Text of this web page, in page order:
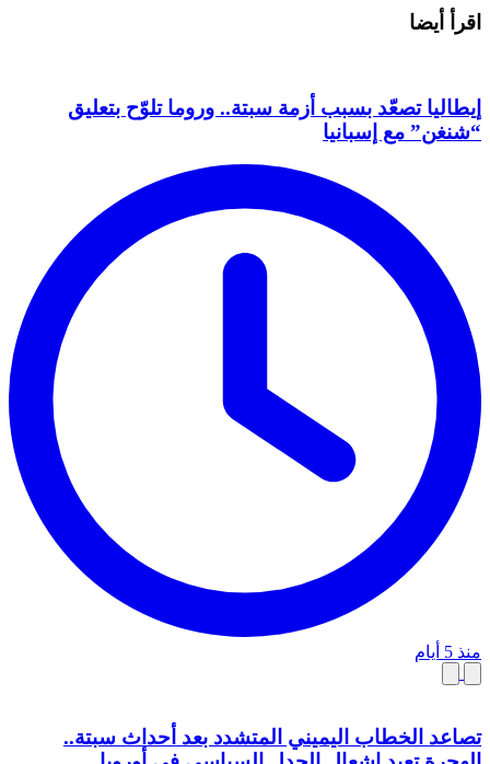
اقرأ أيضا
إيطاليا تصعّد بسبب أزمة سبتة.. وروما تلوّح بتعليق
“شنغن” مع إسبانيا
منذ 5 أيام
تصاعد الخطاب اليميني المتشدد بعد أحداث سبتة..